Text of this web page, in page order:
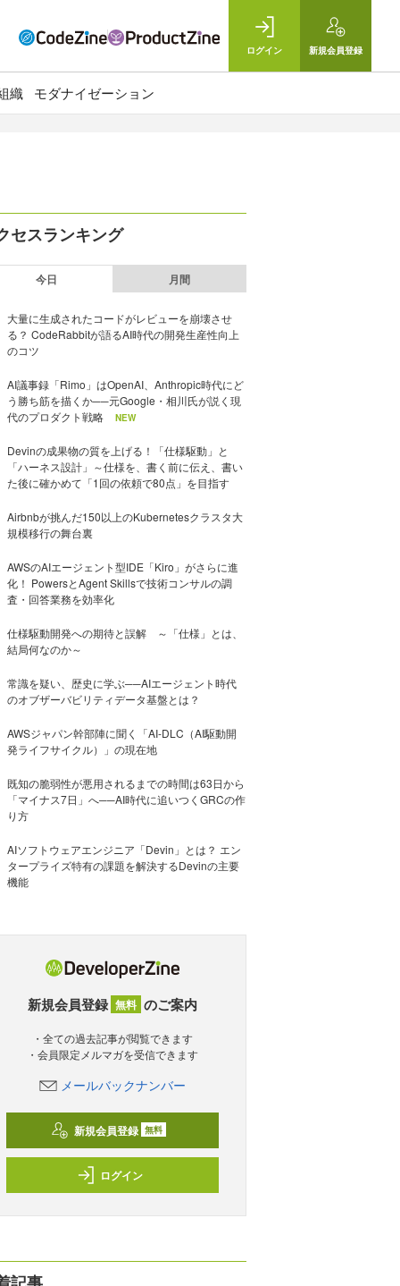
ログイン 新規会員登録
織 モダナイゼーション
セスランキング
今日 月間
大量に生成されたコードがレビューを崩壊させ
る？ CodeRabbitが語るAI時代の開発生産性向上
のコツ
AI議事録「Rimo」はOpenAI、Anthropic時代にど
う勝ち筋を描くか──元Google・相川氏が説く現
代のプロダクト戦略
NEW
Devinの成果物の質を上げる！「仕様駆動」と
「ハーネス設計」～仕様を、書く前に伝え、書い
た後に確かめて「1回の依頼で80点」を目指す
Airbnbが挑んだ150以上のKubernetesクラスタ大
規模移行の舞台裏
AWSのAIエージェント型IDE「Kiro」がさらに進
化！ PowersとAgent Skillsで技術コンサルの調
査・回答業務を効率化
仕様駆動開発への期待と誤解 ～「仕様」とは、
結局何なのか～
常識を疑い、歴史に学ぶ──AIエージェント時代
のオブザーバビリティデータ基盤とは？
AWSジャパン幹部陣に聞く「AI-DLC（AI駆動開
発ライフサイクル）」の現在地
既知の脆弱性が悪用されるまでの時間は63日から
「マイナス7日」へ──AI時代に追いつくGRCの作
り方
AIソフトウェアエンジニア「Devin」とは？ エン
タープライズ特有の課題を解決するDevinの主要
機能
新規会員登録 無料 のご案内
・全ての過去記事が閲覧できます
・会員限定メルマガを受信できます
メールバックナンバー
新規会員登録 無料
ログイン